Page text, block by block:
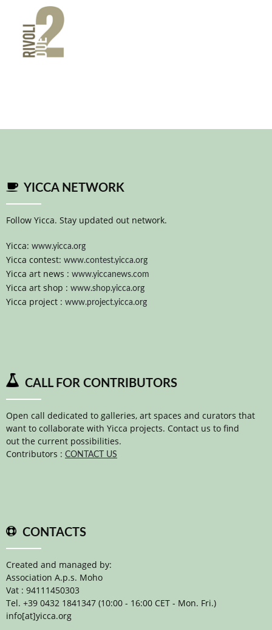
YICCA NETWORK
Follow Yicca. Stay updated out network.
Yicca: www.yicca.org
Yicca contest: www.contest.yicca.org
Yicca art news : www.yiccanews.com
Yicca art shop : www.shop.yicca.org
Yicca project : www.project.yicca.org
CALL FOR CONTRIBUTORS
Open call dedicated to galleries, art spaces and curators that
want to collaborate with Yicca projects. Contact us to find
out the current possibilities.
Contributors : CONTACT US
CONTACTS
Created and managed by:
Association A.p.s. Moho
Vat : 94111450303
Tel. +39 0432 1841347 (10:00 - 16:00 CET - Mon. Fri.)
info[at]yicca.org